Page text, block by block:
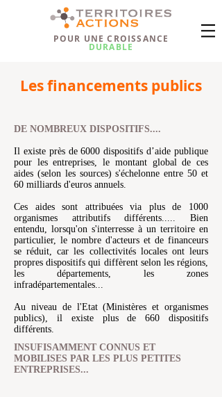
POUR UNE CROISSANCE
DURABLE
Les financements publics
DE NOMBREUX DISPOSITIFS....
Il existe près de 6000 dispositifs d’aide publique
pour les entreprises, le montant global de ces
aides (selon les sources) s'échelonne entre 50 et
60 milliards d'euros annuels.
Ces aides sont attribuées via plus de 1000
organismes attributifs différents..... Bien
entendu, lorsqu'on s'interresse à un territoire en
particulier, le nombre d'acteurs et de financeurs
se réduit, car les collectivités locales ont leurs
propres dispositifs qui diffèrent selon les régions,
les départements, les zones
infradépartementales...
Au niveau de l'Etat (Ministères et organismes
publics), il existe plus de 660 dispositifs
différents.
INSUFISAMMENT CONNUS ET
MOBILISES PAR LES PLUS PETITES
ENTREPRISES...